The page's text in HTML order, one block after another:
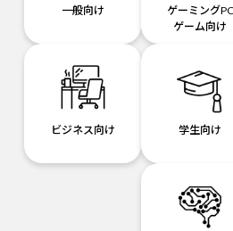
一般向け
ゲーミングPC
ゲーム向け
ビジネス向け 学生向け